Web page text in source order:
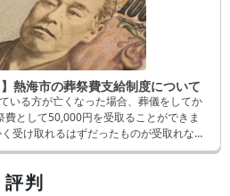
熱海市の葬祭費支給制度について
いる方が亡くなった場合、葬儀をしてか
として50,000円を受取ることができま
受け取れるはずだったものが受取れなく
ならないよう、この記事では申請方法な
判